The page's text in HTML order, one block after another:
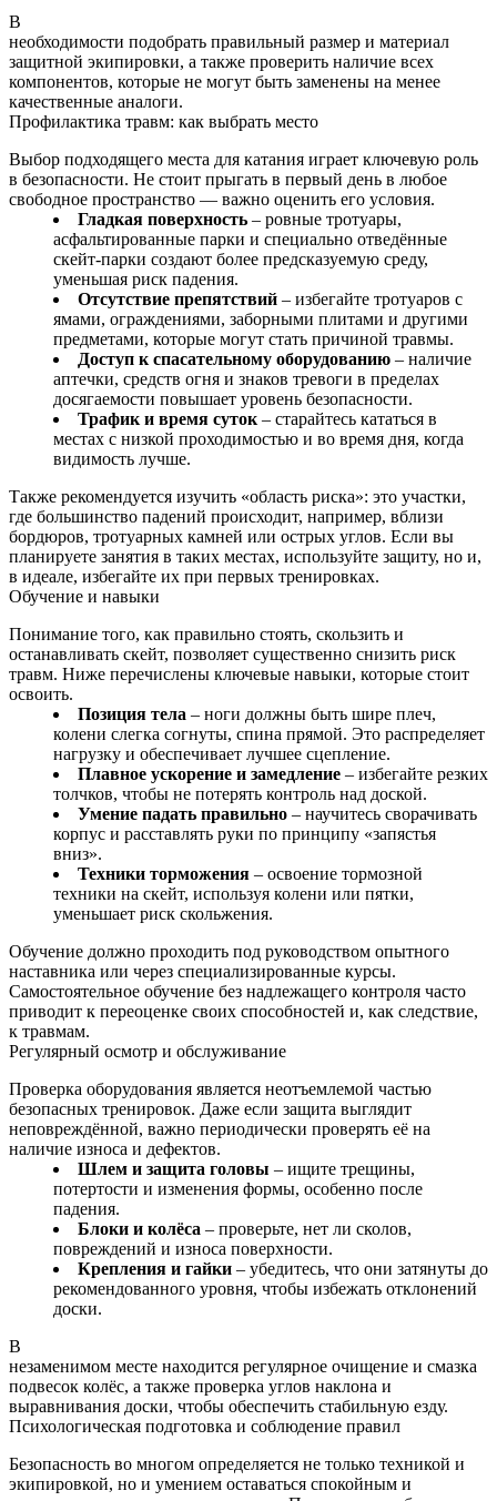
В
необходимости подобрать правильный размер и материал
защитной экипировки, а также проверить наличие всех
компонентов, которые не могут быть заменены на менее
качественные аналоги.
Профилактика травм: как выбрать место
Выбор подходящего места для катания играет ключевую роль
в безопасности. Не стоит прыгать в первый день в любое
свободное пространство — важно оценить его условия.
Гладкая поверхность – ровные тротуары,
асфальтированные парки и специально отведённые
скейт-парки создают более предсказуемую среду,
уменьшая риск падения.
Отсутствие препятствий – избегайте тротуаров с
ямами, ограждениями, заборными плитами и другими
предметами, которые могут стать причиной травмы.
Доступ к спасательному оборудованию – наличие
аптечки, средств огня и знаков тревоги в пределах
досягаемости повышает уровень безопасности.
Трафик и время суток – старайтесь кататься в
местах с низкой проходимостью и во время дня, когда
видимость лучше.
Также рекомендуется изучить «область риска»: это участки,
где большинство падений происходит, например, вблизи
бордюров, тротуарных камней или острых углов. Если вы
планируете занятия в таких местах, используйте защиту, но и,
в идеале, избегайте их при первых тренировках.
Обучение и навыки
Понимание того, как правильно стоять, скользить и
останавливать скейт, позволяет существенно снизить риск
травм. Ниже перечислены ключевые навыки, которые стоит
освоить.
Позиция тела – ноги должны быть шире плеч,
колени слегка согнуты, спина прямой. Это распределяет
нагрузку и обеспечивает лучшее сцепление.
Плавное ускорение и замедление – избегайте резких
толчков, чтобы не потерять контроль над доской.
Умение падать правильно – научитесь сворачивать
корпус и расставлять руки по принципу «запястья
вниз».
Техники торможения – освоение тормозной
техники на скейт, используя колени или пятки,
уменьшает риск скольжения.
Обучение должно проходить под руководством опытного
наставника или через специализированные курсы.
Самостоятельное обучение без надлежащего контроля часто
приводит к переоценке своих способностей и, как следствие,
к травмам.
Регулярный осмотр и обслуживание
Проверка оборудования является неотъемлемой частью
безопасных тренировок. Даже если защита выглядит
неповреждённой, важно периодически проверять её на
наличие износа и дефектов.
Шлем и защита головы – ищите трещины,
потертости и изменения формы, особенно после
падения.
Блоки и колёса – проверьте, нет ли сколов,
повреждений и износа поверхности.
Крепления и гайки – убедитесь, что они затянуты до
рекомендованного уровня, чтобы избежать отклонений
доски.
В
незаменимом месте находится регулярное очищение и смазка
подвесок колёс, а также проверка углов наклона и
выравнивания доски, чтобы обеспечить стабильную езду.
Психологическая подготовка и соблюдение правил
Безопасность во многом определяется не только техникой и
экипировкой, но и умением оставаться спокойным и